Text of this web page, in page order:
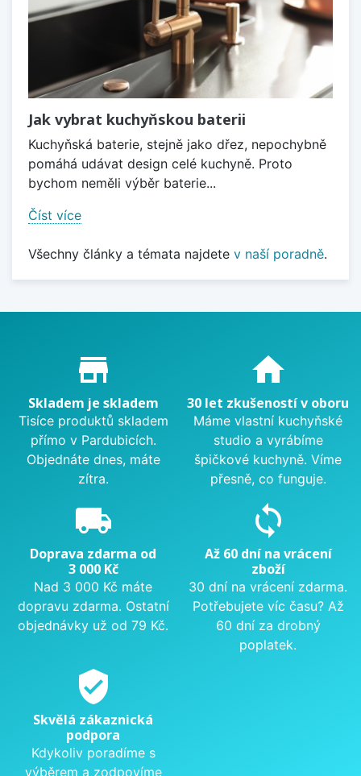
Jak vybrat kuchyňskou baterii
Kuchyňská baterie, stejně jako dřez, nepochybně
pomáhá udávat design celé kuchyně. Proto
bychom neměli výběr baterie...
Číst více
Všechny články a témata najdete v naší poradně.
Proč nakupovat u nás?
store_mall_directory
Skladem je skladem
Tisíce produktů skladem
přímo v Pardubicích.
Objednáte dnes, máte
zítra.
home
30 let zkušeností v oboru
Máme vlastní kuchyňské
studio a vyrábíme
špičkové kuchyně. Víme
přesně, co funguje.
local_shipping
Doprava zdarma od
3 000 Kč
Nad 3 000 Kč máte
dopravu zdarma. Ostatní
objednávky už od 79 Kč.
sync
Až 60 dní na vrácení
zboží
30 dní na vrácení zdarma.
Potřebujete víc času? Až
60 dní za drobný
poplatek.
verified_user
Skvělá zákaznická
podpora
Kdykoliv poradíme s
výběrem a zodpovíme